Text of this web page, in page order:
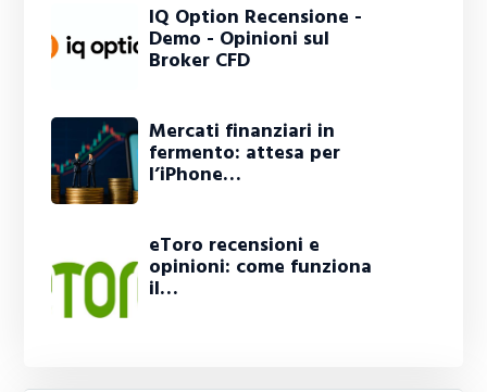
IQ Option Recensione -
Demo - Opinioni sul
Broker CFD
Mercati finanziari in
fermento: attesa per
l’iPhone…
eToro recensioni e
opinioni: come funziona
il…